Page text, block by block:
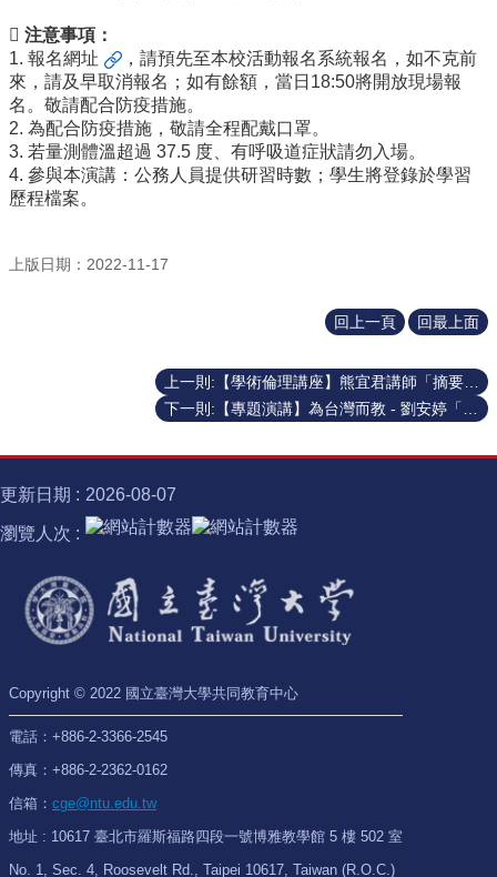
心
消
息
相
關
法
規
務
半
體
域
計
畫
大
椰
林
講
諾
 注意事項：
1. 報名網址
，請預先至本校活動報名系統報名，如不克前
來，請及早取消報名；如有餘額，當日18:50將開放現場報
名。敬請配合防疫措施。
2. 為配合防疫措施，敬請全程配戴口罩。
3. 若量測體溫超過 37.5 度、有呼吸道症狀請勿入場。
4. 參與本演講：公務人員提供研習時數；學生將登錄於學習
歷程檔案。
上版日期：2022-11-17
回上一頁 回最上面
更新日期 2026-08-07
瀏覽人次
Copyright © 2022 國立臺灣大學共同教育中心
電話：+886-2-3366-2545
傳真：+886-2-2362-0162
信箱： cge@ntu.edu.tw
地址 : 10617 臺北市羅斯福路四段一號博雅教學館 5 樓 502 室
No. 1, Sec. 4, Roosevelt Rd., Taipei 10617, Taiwan (R.O.C.)